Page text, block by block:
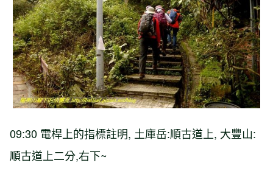
09:30 電桿上的指標註明, 土庫岳:順古道上, 大豐山:
順古道上二分,右下~